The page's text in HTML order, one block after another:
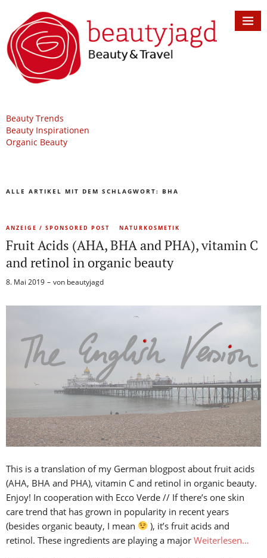
Beauty Trends
Beauty Inspirationen
Organic Beauty
ALLE ARTIKEL MIT DEM SCHLAGWORT: BHA
ANZEIGE / SPONSORED POST NATURKOSMETIK
Fruit Acids (AHA, BHA and PHA), vitamin C
and retinol in organic beauty
8. Mai 2019 von beautyjagd
This is a translation of my German blogpost about fruit acids
(AHA, BHA and PHA), vitamin C and retinol in organic beauty.
Enjoy! In cooperation with Ecco Verde // If there’s one skin
care trend that has grown in popularity in recent years
(besides organic beauty, I mean
), it’s fruit acids and
retinol. These ingredients are playing a major Weiterlesen…